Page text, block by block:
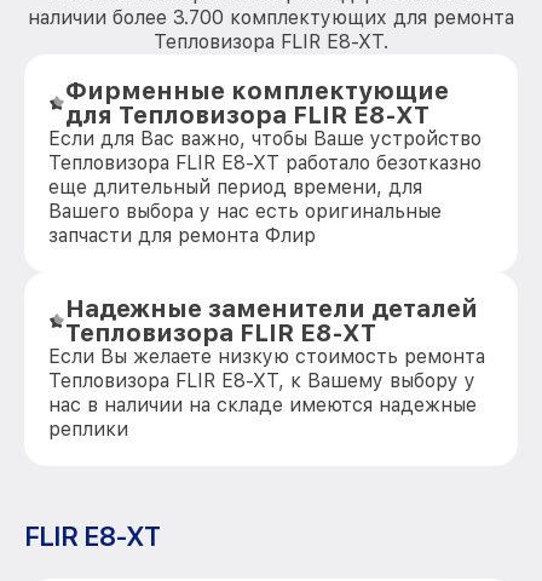
наличии более 3.700 комплектующих для ремонта
Тепловизора FLIR E8-XT.
Фирменные комплектующие
для Тепловизора FLIR E8-XT
Если для Вас важно, чтобы Ваше устройство
Тепловизора FLIR E8-XT работало безотказно
еще длительный период времени, для
Вашего выбора у нас есть оригинальные
запчасти для ремонта Флир
Надежные заменители деталей
Тепловизора FLIR E8-XT
Если Вы желаете низкую стоимость ремонта
Тепловизора FLIR E8-XT, к Вашему выбору у
нас в наличии на складе имеются надежные
реплики
FLIR E8-XT